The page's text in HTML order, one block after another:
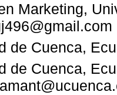
Marketing,
de Cuenca,
de Cuenca,